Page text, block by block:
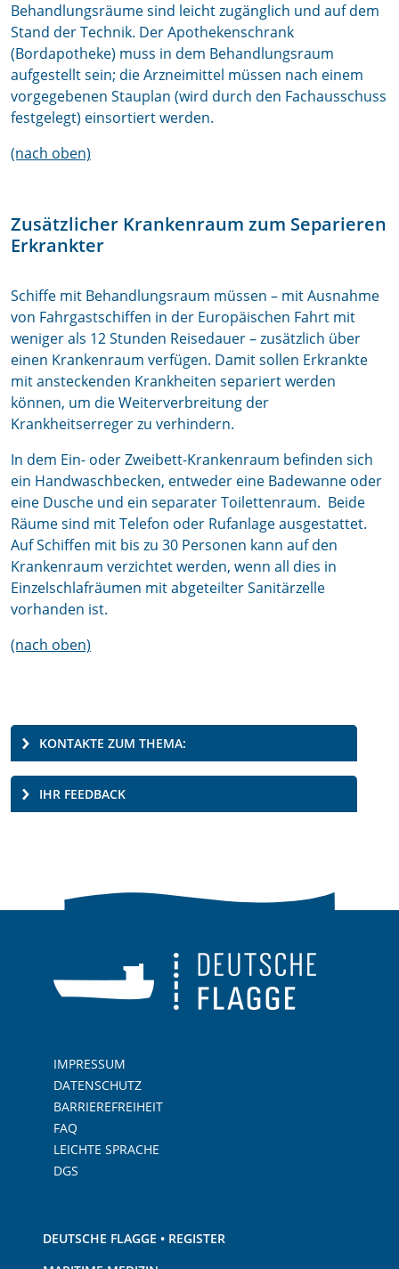
Behandlungsräume sind leicht zugänglich und auf dem
Stand der Technik. Der Apothekenschrank
(Bordapotheke) muss in dem Behandlungsraum
aufgestellt sein; die Arzneimittel müssen nach einem
vorgegebenen Stauplan (wird durch den Fachausschuss
festgelegt) einsortiert werden.
(nach oben)
Zusätzlicher Krankenraum zum Separieren
Erkrankter
Schiffe mit Behandlungsraum müssen – mit Ausnahme
von Fahrgastschiffen in der Europäischen Fahrt mit
weniger als 12 Stunden Reisedauer – zusätzlich über
einen Krankenraum verfügen. Damit sollen Erkrankte
mit ansteckenden Krankheiten separiert werden
können, um die Weiterverbreitung der
Krankheitserreger zu verhindern.
In dem Ein- oder Zweibett-Krankenraum befinden sich
ein Handwaschbecken, entweder eine Badewanne oder
eine Dusche und ein separater Toilettenraum. Beide
Räume sind mit Telefon oder Rufanlage ausgestattet.
Auf Schiffen mit bis zu 30 Personen kann auf den
Krankenraum verzichtet werden, wenn all dies in
Einzelschlafräumen mit abgeteilter Sanitärzelle
vorhanden ist.
(nach oben)
KONTAKTE ZUM THEMA:
IHR FEEDBACK
IMPRESSUM
DATENSCHUTZ
BARRIEREFREIHEIT
FAQ
LEICHTE SPRACHE
DGS
DEUTSCHE FLAGGE • REGISTER